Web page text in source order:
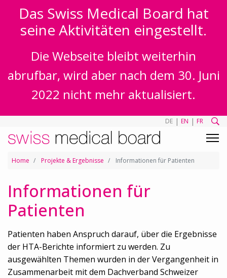
Das Swiss Medical Board hat
seine Aktivitäten eingestellt.
Die Webseite bleibt weiterhin
abrufbar, wird aber nach dem 30. Juni
2022 nicht mehr aktualisiert.
DE | EN | FR
Home Projekte & Ergebnisse Informationen für Patienten
Informationen für
Patienten
Patienten haben Anspruch darauf, über die Ergebnisse
der HTA-Berichte informiert zu werden. Zu
ausgewählten Themen wurden in der Vergangenheit in
Zusammenarbeit mit dem Dachverband Schweizer